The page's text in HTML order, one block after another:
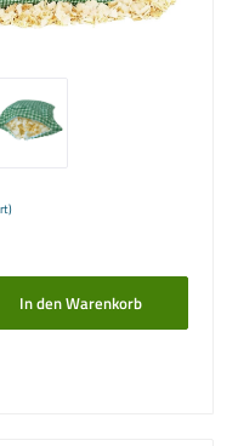
oder benutze die Schaltflächen um
In den Warenkorb